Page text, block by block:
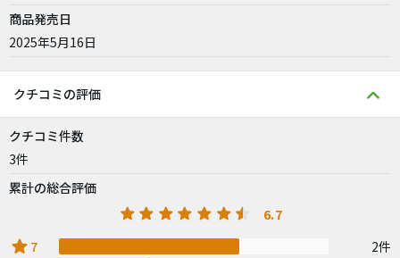
商品発売日
2025年5月16日
クチコミの評価
クチコミ件数
3件
累計の総合評価
6.7
star 7 2件